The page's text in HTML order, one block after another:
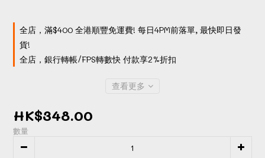
全店，滿$400 全港順豐免運費! 每日4PM前落單, 最快即日發
貨!
全店，銀行轉帳/FPS轉數快 付款享2%折扣
查看更多
HK$348.00
數量